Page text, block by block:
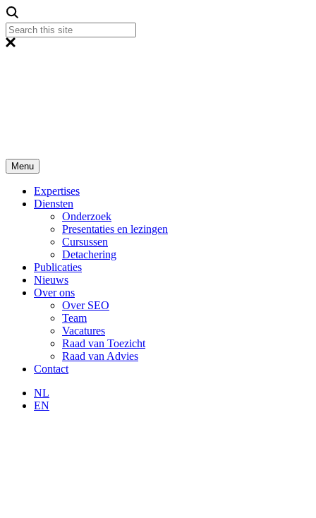
Menu
Expertises
Diensten
Onderzoek
Presentaties en lezingen
Cursussen
Detachering
Publicaties
Nieuws
Over ons
Over SEO
Team
Vacatures
Raad van Toezicht
Raad van Advies
Contact
NL
EN